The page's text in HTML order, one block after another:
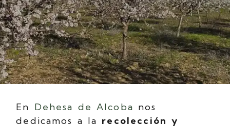
En Dehesa de Alcoba nos
dedicamos a la recolección y